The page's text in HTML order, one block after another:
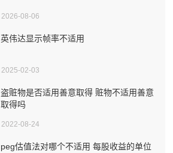
2026-08-06
英伟达显示帧率不适用
2025-02-03
盗赃物是否适用善意取得 赃物不适用善意
取得吗
2022-08-24
peg估值法对哪个不适用 每股收益的单位